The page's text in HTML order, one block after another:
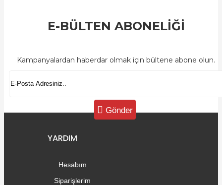
E-BÜLTEN ABONELİĞİ
Kampanyalardan haberdar olmak için bültene abone olun.
Gönder
YARDIM
Hesabım
Siparişlerim